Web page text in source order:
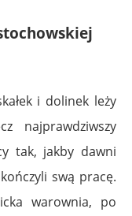
i dolinek leży
najprawdziwszy
tak, jakby dawni
swą pracę.
warownia, po